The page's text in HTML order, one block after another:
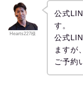
Hearts227様
公式
す。
公式
ますが
ご予約